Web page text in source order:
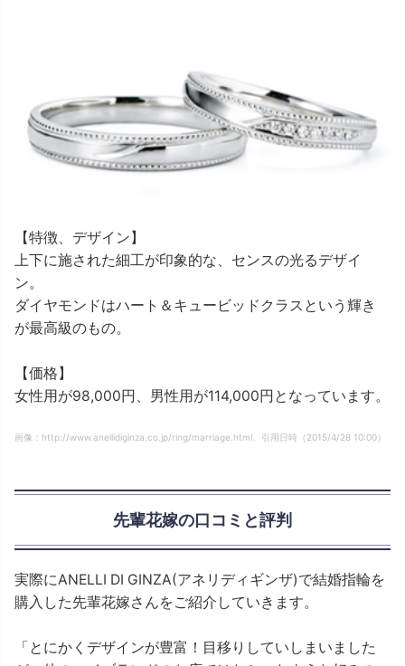
【特徴、デザイン】
上下に施された細工が印象的な、センスの光るデザイ
ン。
ダイヤモンドはハート＆キュービッドクラスという輝き
が最高級のもの。
【価格】
女性用が98,000円、男性用が114,000円となっています。
画像：http://www.anellidiginza.co.jp/ring/marriage.html、引用日時（2015/4/28 10:00）
先輩花嫁の口コミと評判
実際にANELLI DI GINZA(アネリディギンザ)で結婚指輪を
購入した先輩花嫁さんをご紹介していきます。
「とにかくデザインが豊富！目移りしていしまいました